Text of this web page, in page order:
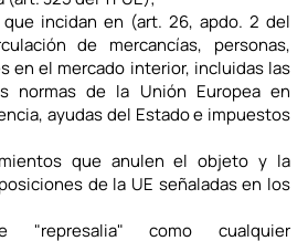
incidan en (art. 26, apdo. 2 del
de mercancías, personas,
en el mercado interior, incluidas las
normas de la Unión Europea en
ayudas del Estado e impuestos
que anulen el objeto y la
de la UE señaladas en los
"represalia" como cualquier